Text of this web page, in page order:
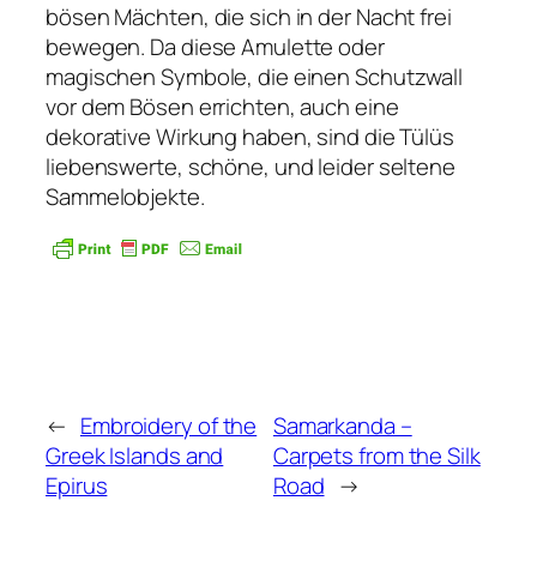
bösen Mächten, die sich in der Nacht frei
bewegen. Da diese Amulette oder
magischen Symbole, die einen Schutzwall
vor dem Bösen errichten, auch eine
dekorative Wirkung haben, sind die Tülüs
liebenswerte, schöne, und leider seltene
Sammelobjekte.
← Embroidery of the
Greek Islands and
Epirus
Samarkanda –
Carpets from the Silk
Road →